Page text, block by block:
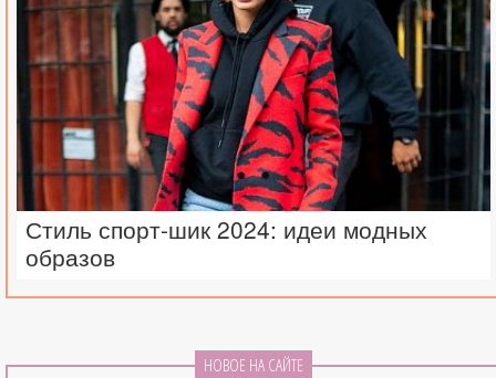
Стиль спорт-шик 2024: идеи модных
образов
НОВОЕ НА САЙТЕ